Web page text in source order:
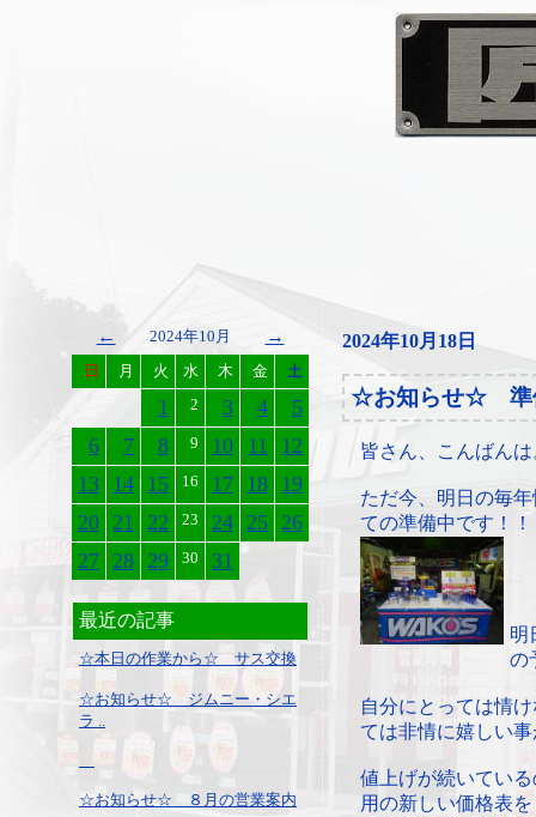
← 2024年10月 →
日 月 火 水 木 金 土
1 2 3 4
5
6
7 8 9 10 11
12
13 14 15 16 17 18 19
20 21 22 23 24 25 26
27 28 29 30 31
最近の記事
☆本日の作業から☆ サス交換
☆お知らせ☆ ジムニー・シエ
ラ ..
☆お知らせ☆ ８月の営業案内
2024年10月18日
☆お知らせ☆ 準
皆さん、こんばんは
ただ今、明日の毎
ての準備中です！！
明
の
自分にとっては情
ては非情に嬉しい
値上げが続いてい
用の新しい価格表を